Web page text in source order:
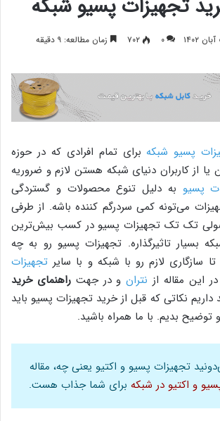
تجهیزات پسیو شبکه
۰ ۷۰۲ زمان مطالعه: ۹ دقیقه
پسیو شبکه برای تمام افرادی که در حوزه
از کاربران دنیای شبکه هستن لازم و ضروریه
پسیو به دلیل تنوع محصولات و گستردگی
می‌تونه کمی سردرگم کننده باشه. از طرفی
تک تک تجهیزات پسیو در کسب بیش‌ترین
بسیار تاثیرگذاره. تجهیزات پسیو رو به چه
سازگاری لازم رو با شبکه و با سایر تجهیزات
این مقاله از نترانو در جهتراهنمای خرید
داریم نکاتی که قبل از خرید تجهیزات پسیو باید
توضیح بدیم. با ما همراه باشید.
تجهیزات پسیو و اکتیو یعنی چه، مقاله
و اکتیو در شبکه برای شما جذاب هست.